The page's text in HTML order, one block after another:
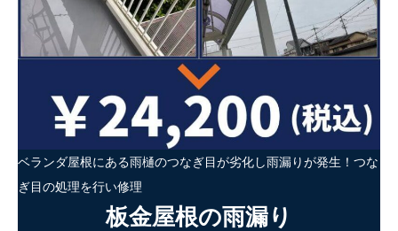
ベランダ屋根にある雨樋のつなぎ目が劣化し雨漏りが発生！つな
ぎ目の処理を行い修理
板金屋根の雨漏り